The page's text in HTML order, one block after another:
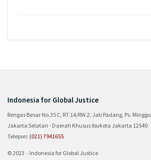
Indonesia for Global Justice
Rengas Besar No.35 C, RT.14/RW.2, Jati Padang, Ps. Minggu,
Jakarta Selatan - Daerah Khusus Ibukota Jakarta 12540
Telepon: (021) 7941655
© 2023 - Indonesia for Global Justice